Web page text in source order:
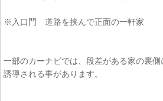
※入口門 道路を挟んで正面の一軒家
一部のカーナビでは、段差がある家の裏側
誘導される事があります。